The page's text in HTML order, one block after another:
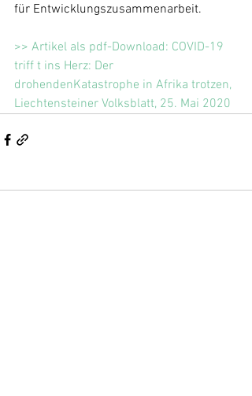
für Entwicklungszusammenarbeit.
>> Artikel als pdf-Download: COVID-19
triff t ins Herz: Der
drohendenKatastrophe in Afrika trotzen,
Liechtensteiner Volksblatt, 25. Mai 2020